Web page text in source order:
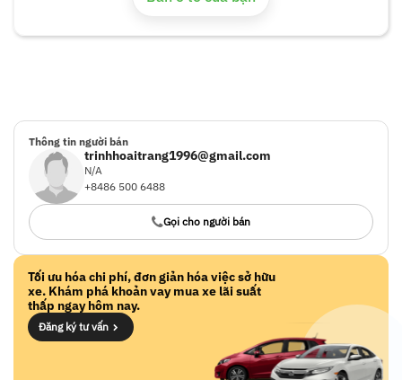
Thông tin người bán
trinhhoaitrang1996@gmail.com
N/A
+8486 500 6488
Gọi cho người bán
Tối ưu hóa chi phí, đơn giản hóa việc sở hữu
xe. Khám phá khoản vay mua xe lãi suất
thấp ngay hôm nay.
Đăng ký tư vấn